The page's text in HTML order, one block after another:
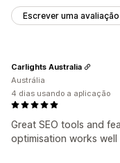
Escrever uma avaliação
Great SEO tools and
optimisation works well
Carlights Australia
Austrália
4 dias usando a aplicação